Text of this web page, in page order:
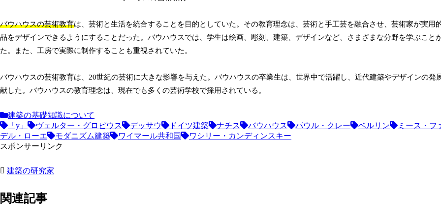
バウハウスの芸術教育は、芸術と生活を統合することを目的としていた。その教育理念は、芸術と手工芸を融合させ、芸術家が実用
品をデザインできるようにすることだった。バウハウスでは、学生は絵画、彫刻、建築、デザインなど、さまざまな分野を学ぶこと
た。また、工房で実際に制作することも重視されていた。
バウハウスの芸術教育は、20世紀の芸術に大きな影響を与えた。バウハウスの卒業生は、世界中で活躍し、近代建築やデザインの発
献した。バウハウスの教育理念は、現在でも多くの芸術学校で採用されている。
建築の基礎知識について
「y」
ヴェルター・グロピウス デッサウ ドイツ建築 ナチス バウハウス パウル・クレー ベルリン
ミース・フ
デル・ローエ
モダニズム建築 ワイマール共和国
ワシリー・カンディンスキー
スポンサーリンク
建築の研究家
関連記事